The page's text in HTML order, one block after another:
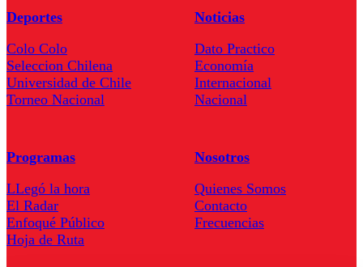
Deportes
Colo Colo
Seleccion Chilena
Universidad de Chile
Torneo Nacional
Noticias
Dato Practico
Economía
Internacional
Nacional
Programas
LLegó la hora
El Radar
Enfoqué Público
Hoja de Ruta
Nosotros
Quienes Somos
Contacto
Frecuencias